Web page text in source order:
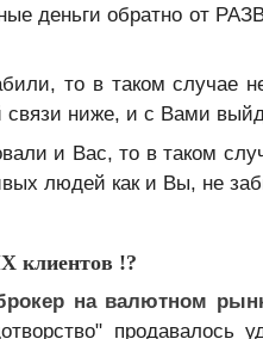
деньги обратно от
то в таком случае
ниже, и с Вами
и Вас, то в таком
людей как и Вы, не
клиентов !?
на валютном
продавалось